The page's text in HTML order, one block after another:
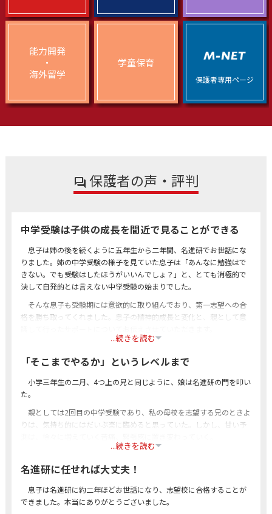
能力開発
・
海外留学
学童保育
保護者専用ページ
保護者の声・評判
中学受験は子供の成長を間近で見ることができる
息子は姉の後を続くように五年生から二年間、名進研でお世話にな
りました。姉の中学受験の様子を見ていた息子は「あんなに勉強はで
きない。でも受験はしたほうがいいんでしょ？」と、とても消極的で
決して自発的とは言えない中学受験の始まりでした。
そんな息子も受験期には意欲的に取り組んでおり、第一志望への合
格を勝ち取ってくれました。息子の精神的成長と変化と、親として意
...続きを読む
「そこまでやるか」というレベルまで
小学三年生の二月、4つ上の兄と同じように、娘は名進研の門を叩い
た。
親としては2回目の中学受験であり、私の母校を志望する兄のときよ
りは、気持ち的にはだいぶ楽に臨めると思っていた。しかし、甘い予
...続きを読む
名進研に任せれば大丈夫！
息子は名進研に約二年ほどお世話になり、志望校に合格することが
できました。本当にありがとうございました。